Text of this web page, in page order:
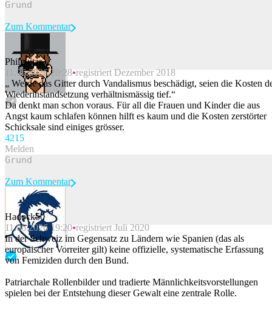
Beitrag melden
Zum Kommentar
Philguitar
11.06.2026 20:28 registriert Dezember 2018
„ Werde das Gitter durch Vandalismus beschädigt, seien die Kosten
Wiederinstandsetzung verhältnismässig tief.“
Da denkt man schon voraus. Für all die Frauen und Kinder die aus
Angst kaum schlafen können hilft es kaum und die Kosten zerstörter
Schicksale sind einiges grösser.
4215
Melden
Beitrag melden
Zum Kommentar
Hadock50
11.06.2026 19:20 registriert Juli 2020
In der Schweiz im Gegensatz zu Ländern wie Spanien (das als
europäischer Vorreiter gilt) keine offizielle, systematische Erfassung
von Femiziden durch den Bund.
Patriarchale Rollenbilder und tradierte Männlichkeitsvorstellungen
spielen bei der Entstehung dieser Gewalt eine zentrale Rolle.